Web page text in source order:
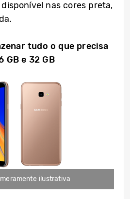
disponível nas cores preta,
tudo o que precisa
GB e 32 GB
meramente ilustrativa